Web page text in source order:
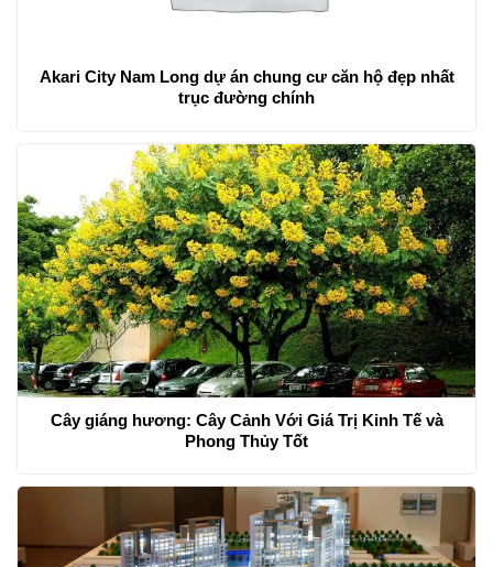
Akari City Nam Long dự án chung cư căn hộ đẹp nhất
trục đường chính
Cây giáng hương: Cây Cảnh Với Giá Trị Kinh Tế và
Phong Thủy Tốt